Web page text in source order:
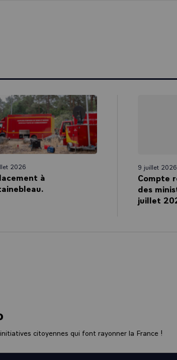
2026
à
9 juillet 2026
Compte
des
juillet
citoyennes qui font rayonner la France !